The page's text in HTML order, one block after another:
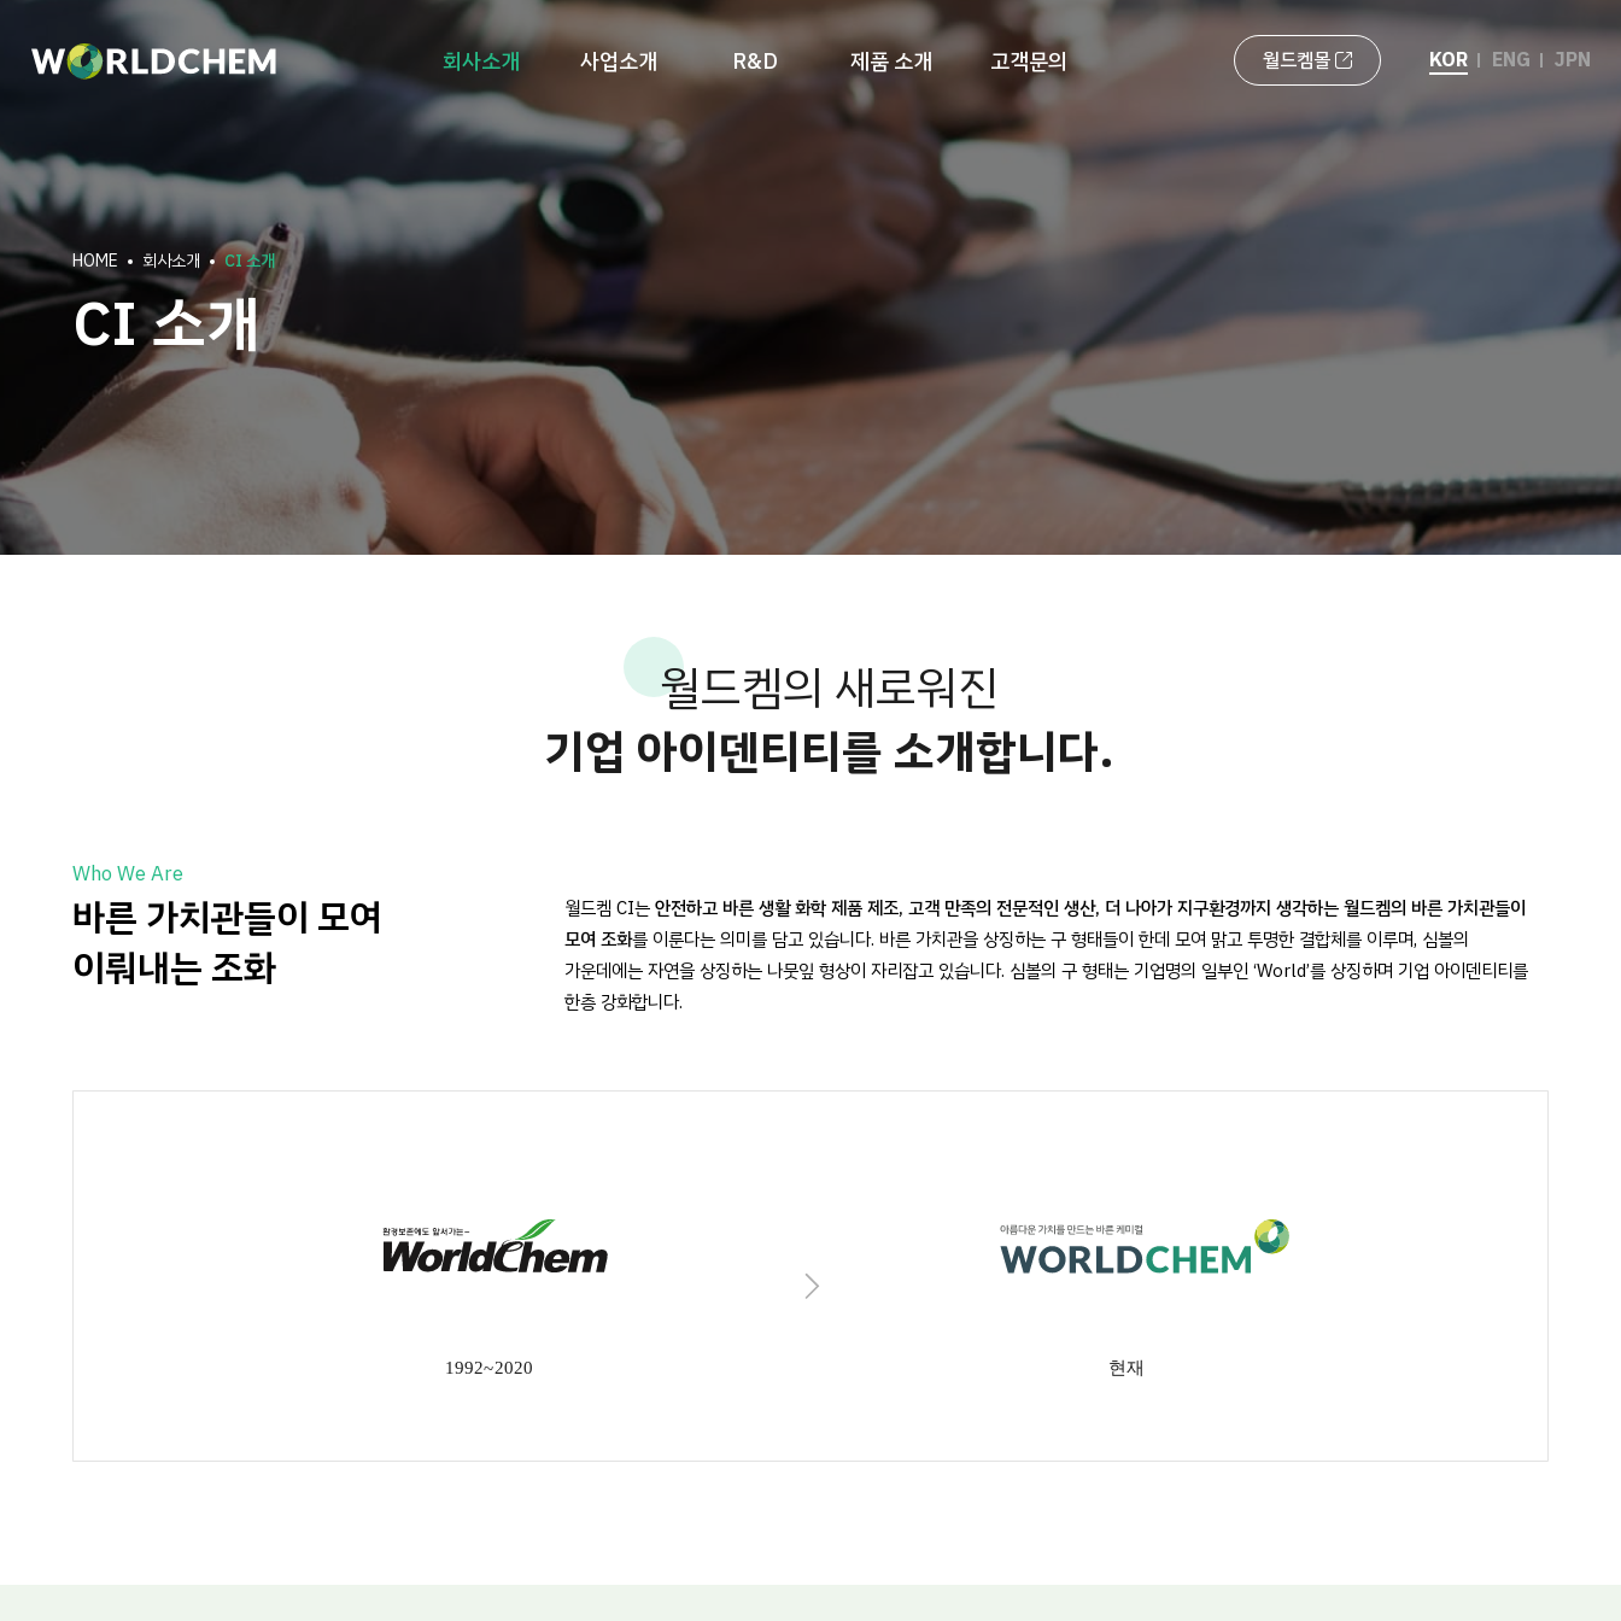
회사소개 사업소개 R&D 제품 소개 고객문의 월드켐몰 KOR ENG JPN
HOME 회사소개 CI 소개
CI 소개
월드켐의 새로워진
기업 아이덴티티를 소개합니다.
Who We Are
바른 가치관들이 모여
이뤄내는 조화
월드켐 CI는안전하고 바른 생활 화학 제품 제조, 고객 만족의 전문적인 생산, 더 나아가 지구환경까지 생각하는 월드켐의 바른 가치관들이
모여 조화를 이룬다는 의미를 담고 있습니다. 바른 가치관을 상징하는 구 형태들이 한데 모여 맑고 투명한 결합체를 이루며, 심볼의
가운데에는 자연을 상징하는 나뭇잎 형상이 자리잡고 있습니다. 심볼의 구 형태는 기업명의 일부인 ‘World’를 상징하며 기업 아이덴티티를
한층 강화합니다.